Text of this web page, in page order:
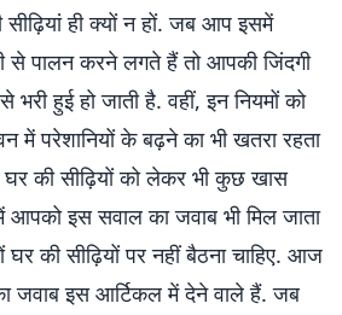
सीढ़ियां ही क्यों न हों. जब आप इसमें
से पालन करने लगते हैं तो आपकी जिंदगी
हुई हो जाती है. वहीं, इन नियमों को
परेशानियों के बढ़ने का भी खतरा रहता
घर की सीढ़ियों को लेकर भी कुछ खास
आपको इस सवाल का जवाब भी मिल जाता
की सीढ़ियों पर नहीं बैठना चाहिए. आज
जवाब इस आर्टिकल में देने वाले हैं. जब